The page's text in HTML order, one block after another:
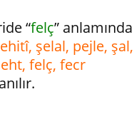
“felç” anlamında
şelal, pejle, şal,
felç, fecr